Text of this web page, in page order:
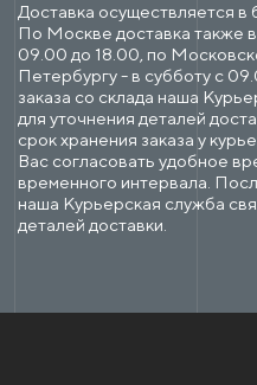
Доставка осуществляется в
По Москве доставка также
09.00 до 18.00, по
Петербургу - в субботу с
заказа со склада наша
для уточнения деталей
срок хранения заказа у
Вас согласовать удобное
временного интервала.
наша Курьерская служба
деталей доставки.